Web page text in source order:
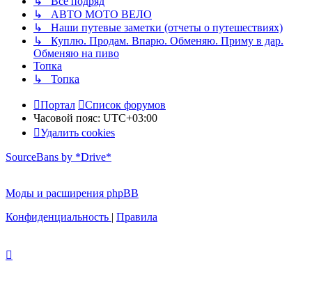
↳ АВТО МОТО ВЕЛО
↳ Наши путевые заметки (отчеты о путешествиях)
↳ Куплю. Продам. Впарю. Обменяю. Приму в дар.
Обменяю на пиво
Топка
↳ Топка
Портал
Список форумов
Часовой пояс: UTC+03:00
Удалить cookies
SourceBans by *Drive*
Моды и расширения phpBB
Конфиденциальность | Правила